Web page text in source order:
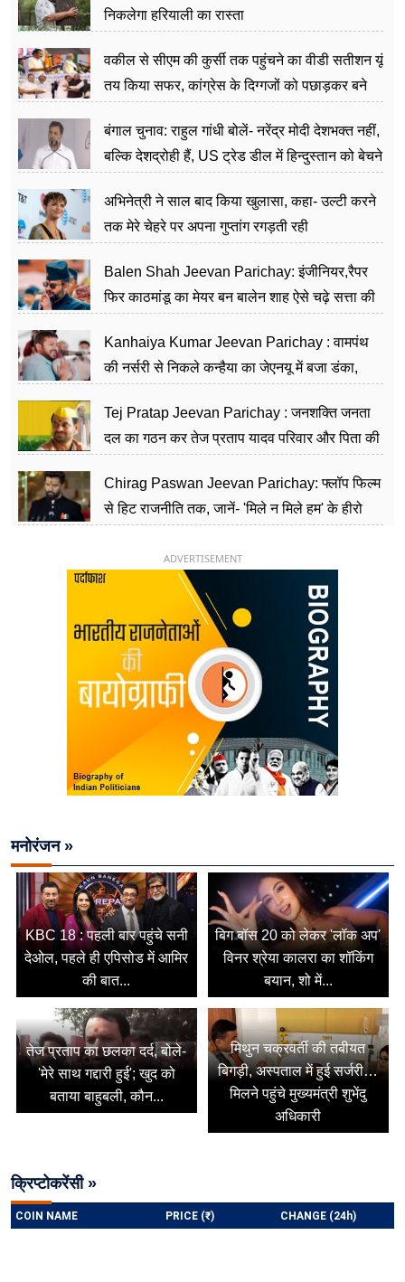
निकलेगा हरियाली का रास्ता
वकील से सीएम की कुर्सी तक पहुंचने का वीडी सतीशन यूं
तय किया सफर, कांग्रेस के दिग्गजों को पछाड़कर बने
बंगाल चुनाव: राहुल गांधी बोलें- नरेंद्र मोदी देशभक्त नहीं,
बल्कि देशद्रोही हैं, US ट्रेड डील में हिन्दुस्तान को बेचने
अभिनेत्री ने साल बाद किया खुलासा, कहा- उल्टी करने
तक मेरे चेहरे पर अपना गुप्तांग रगड़ती रही
Balen Shah Jeevan Parichay: इंजीनियर,रैपर
फिर काठमांडू का मेयर बन बालेन शाह ऐसे चढ़े सत्ता की
Kanhaiya Kumar Jeevan Parichay : वामपंथ
की नर्सरी से निकले कन्हैया का जेएनयू में बजा डंका,
Tej Pratap Jeevan Parichay : जनशक्ति जनता
दल का गठन कर तेज प्रताप यादव परिवार और पिता की
Chirag Paswan Jeevan Parichay: फ्लॉप फिल्म
से हिट राजनीति तक, जानें- 'मिले न मिले हम' के हीरो
ADVERTISEMENT
मनोरंजन »
KBC 18 : पहली बार पहुंचे सनी
देओल, पहले ही एपिसोड में आमिर
की बात...
बिग बॉस 20 को लेकर 'लॉक अप'
विनर श्रेया कालरा का शॉकिंग
बयान, शो में...
तेज प्रताप का छलका दर्द, बोले-
'मेरे साथ गद्दारी हुई'; खुद को
बताया बाहुबली, कौन...
मिथुन चक्रवर्ती की तबीयत
बिगड़ी, अस्पताल में हुई सर्जरी…
मिलने पहुंचे मुख्यमंत्री शुभेंदु
अधिकारी
क्रिप्टोकरेंसी »